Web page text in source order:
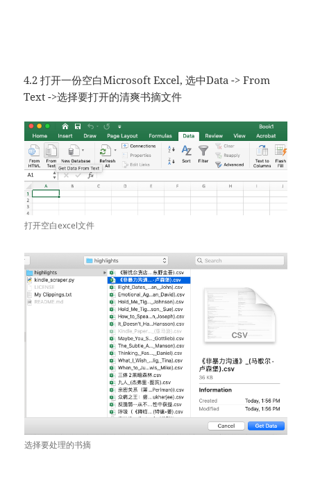
4.2 打开一份空白Microsoft Excel, 选中Data -> From
Text ->选择要打开的清爽书摘文件
打开空白excel文件
选择要处理的书摘